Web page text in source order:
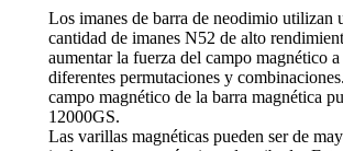
Los imanes de barra de neodimio utilizan
cantidad de imanes N52 de alto
aumentar la fuerza del campo magnético a
diferentes permutaciones y
campo magnético de la barra magnética
12000GS.
Las varillas magnéticas pueden ser de